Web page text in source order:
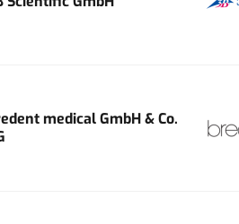
medical GmbH & Co.